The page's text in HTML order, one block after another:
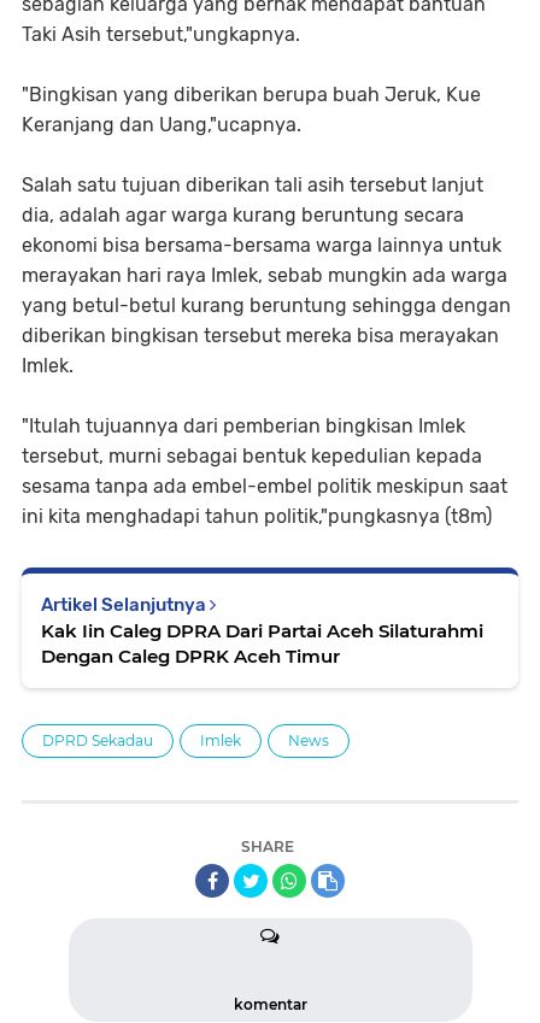
Taki Asih tersebut,"ungkapnya.
"Bingkisan yang diberikan berupa buah Jeruk, Kue
Keranjang dan Uang,"ucapnya.
Salah satu tujuan diberikan tali asih tersebut lanjut
dia, adalah agar warga kurang beruntung secara
ekonomi bisa bersama-bersama warga lainnya untuk
merayakan hari raya Imlek, sebab mungkin ada warga
yang betul-betul kurang beruntung sehingga dengan
diberikan bingkisan tersebut mereka bisa merayakan
Imlek.
"Itulah tujuannya dari pemberian bingkisan Imlek
tersebut, murni sebagai bentuk kepedulian kepada
sesama tanpa ada embel-embel politik meskipun saat
ini kita menghadapi tahun politik,"pungkasnya (t8m)
Artikel Selanjutnya
Kak Iin Caleg DPRA Dari Partai Aceh Silaturahmi
Dengan Caleg DPRK Aceh Timur
DPRD Sekadau Imlek News
SHARE
komentar